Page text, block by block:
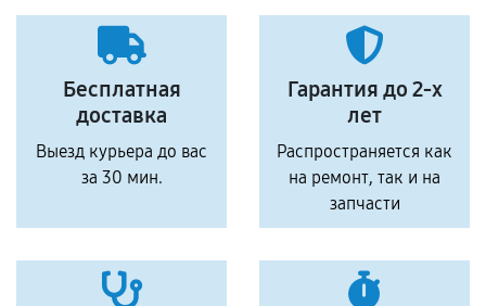
Бесплатная
доставка
Выезд курьера до вас
за 30 мин.
Гарантия до 2-х
лет
Распространяется как
на ремонт, так и на
запчасти